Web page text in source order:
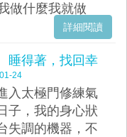
做什麼我就做
詳細閱讀
睡得著，找回幸
01-24
入太極門修練氣
子，我的身心狀
失調的機器，不